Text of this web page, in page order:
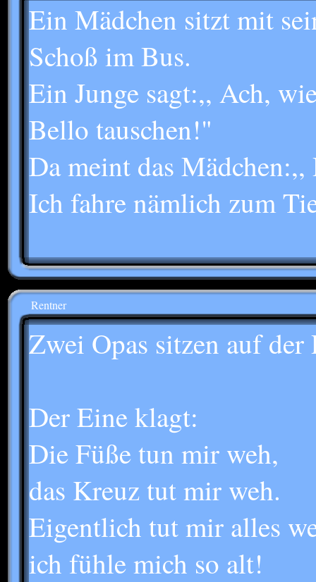
Ein Mädchen sitzt mit
Schoß im Bus.
Ein Junge sagt:,, Ach,
Bello tauschen!"
Da meint das
Ich fahre nämlich zum
Rentner
Zwei Opas sitzen auf der
Der Eine klagt:
Die Füße tun mir weh,
das Kreuz tut mir weh.
Eigentlich tut mir alles
ich fühle mich so alt!